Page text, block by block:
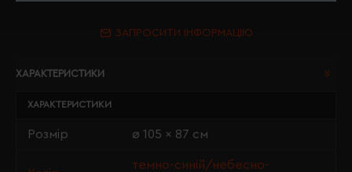
ЗАПРОСИТИ ІНФОРМАЦІЮ
ХАРАКТЕРИСТИКИ
ХАРАКТЕРИСТИКИ
Розмір ø 105 x 87 см
темно-синій/небесно-